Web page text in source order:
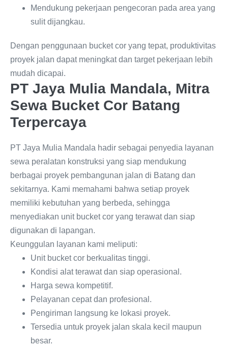
Mendukung pekerjaan pengecoran pada area yang
sulit dijangkau.
Dengan penggunaan bucket cor yang tepat, produktivitas
proyek jalan dapat meningkat dan target pekerjaan lebih
mudah dicapai.
PT Jaya Mulia Mandala, Mitra
Sewa Bucket Cor Batang
Terpercaya
PT Jaya Mulia Mandala hadir sebagai penyedia layanan
sewa peralatan konstruksi yang siap mendukung
berbagai proyek pembangunan jalan di Batang dan
sekitarnya. Kami memahami bahwa setiap proyek
memiliki kebutuhan yang berbeda, sehingga
menyediakan unit bucket cor yang terawat dan siap
digunakan di lapangan.
Keunggulan layanan kami meliputi:
Unit bucket cor berkualitas tinggi.
Kondisi alat terawat dan siap operasional.
Harga sewa kompetitif.
Pelayanan cepat dan profesional.
Pengiriman langsung ke lokasi proyek.
Tersedia untuk proyek jalan skala kecil maupun
besar.